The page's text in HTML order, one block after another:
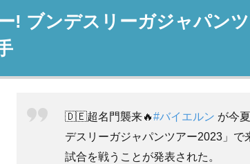
! ブンデスリーガジャパン
🇩🇪超名門襲来🔥#バイエルン が今
デスリーガジャパンツアー2023」で
試合を戦うことが発表された。